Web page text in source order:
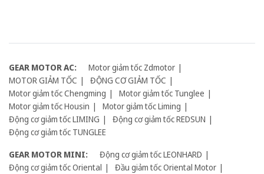
GEAR MOTOR AC:
Motor giảm tốc Zdmotor
MOTOR GIẢM TỐC
ĐỘNG CƠ GIẢM TỐC
Motor giảm tốc Chengming
Motor giảm tốc Tunglee
Motor giảm tốc Housin
Motor giảm tốc Liming
Động cơ giảm tốc LIMING
Động cơ giảm tốc REDSUN
Động cơ giảm tốc TUNGLEE
GEAR MOTOR MINI:
Động cơ giảm tốc LEONHARD
Động cơ giảm tốc Oriental
Đầu giảm tốc Oriental Motor